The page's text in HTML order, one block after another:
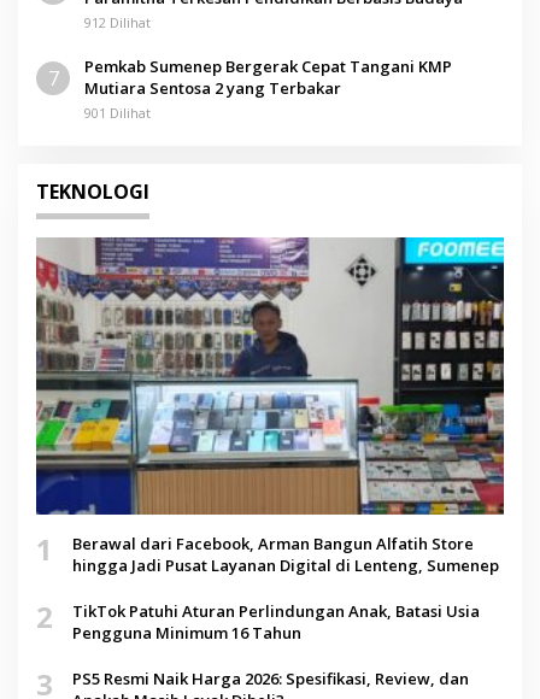
912 Dilihat
7
Pemkab Sumenep Bergerak Cepat Tangani KMP
Mutiara Sentosa 2 yang Terbakar
901 Dilihat
TEKNOLOGI
1
Berawal dari Facebook, Arman Bangun Alfatih Store
hingga Jadi Pusat Layanan Digital di Lenteng, Sumenep
2
TikTok Patuhi Aturan Perlindungan Anak, Batasi Usia
Pengguna Minimum 16 Tahun
3
PS5 Resmi Naik Harga 2026: Spesifikasi, Review, dan